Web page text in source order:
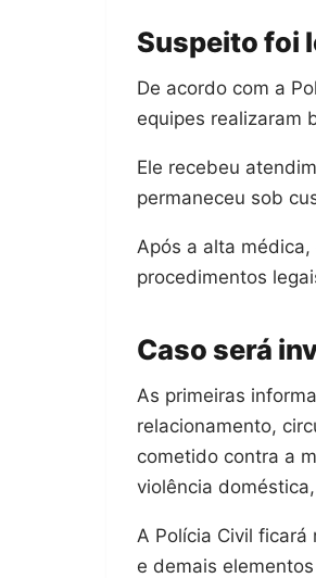
Suspeito foi
De acordo com a
equipes realizaram
Ele recebeu
permaneceu sob
Após a alta
procedimentos
Caso será
As primeiras
relacionamento,
cometido contra a
violência
A Polícia Civil
e demais